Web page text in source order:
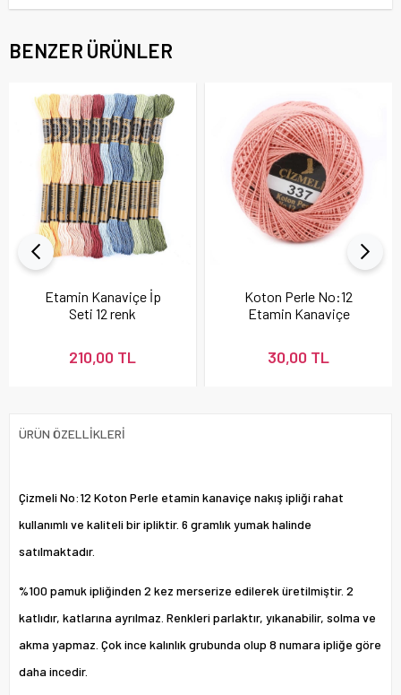
BENZER ÜRÜNLER
Etamin Kanaviçe İp
Seti 12 renk
210,00 TL
Koton Perle No:12
Etamin Kanaviçe
30,00 TL
ÜRÜN ÖZELLIKLERI
Çizmeli No:12 Koton Perle etamin kanaviçe nakış ipliği rahat
kullanımlı ve kaliteli bir ipliktir. 6 gramlık yumak halinde
satılmaktadır.
%100 pamuk ipliğinden 2 kez merserize edilerek üretilmiştir. 2
katlıdır, katlarına ayrılmaz. Renkleri parlaktır, yıkanabilir, solma ve
akma yapmaz. Çok ince kalınlık grubunda olup 8 numara ipliğe göre
daha incedir.